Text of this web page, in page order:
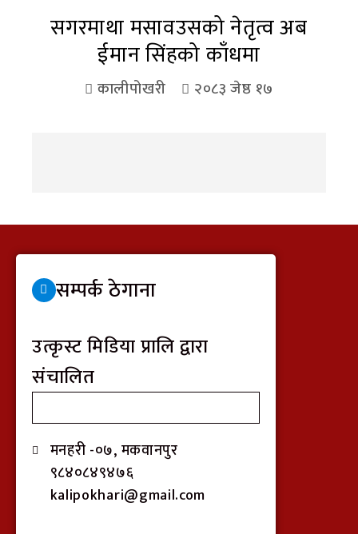
सगरमाथा मसावउसको नेतृत्व अब
ईमान सिंहको काँधमा
कालीपोखरी २०८३ जेष्ठ १७
सम्पर्क ठेगाना
उत्कृस्ट मिडिया प्रालि द्वारा
संचालित
मनहरी -०७, मकवानपुर
९८४०८४९४७६
kalipokhari@gmail.com